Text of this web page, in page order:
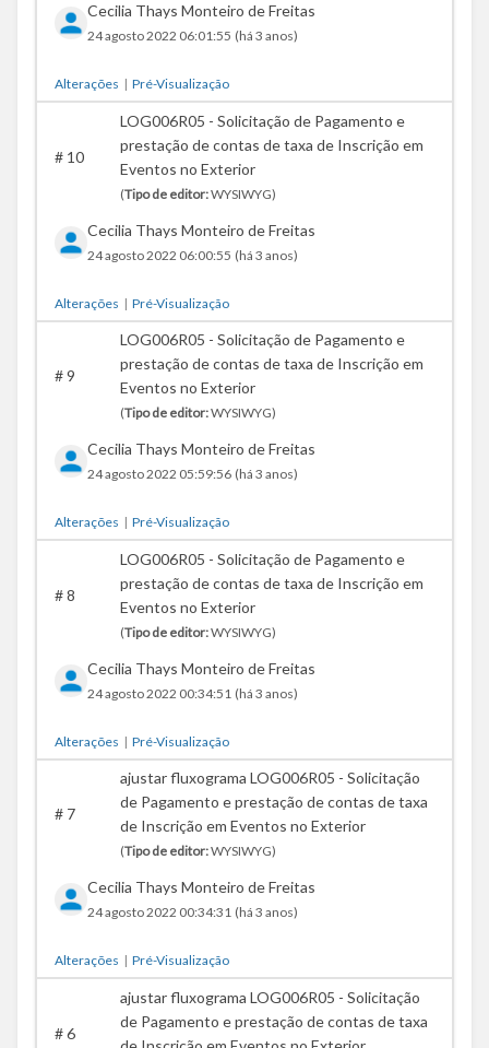
Cecilia Thays Monteiro de Freitas
24 agosto 2022 06:01:55 (há 3 anos)
Alterações | Pré-Visualização
#10
LOG006R05 - Solicitação de Pagamento e
prestação de contas de taxa de Inscrição em
Eventos no Exterior
(Tipo de editor:WYSIWYG)
Cecilia Thays Monteiro de Freitas
24 agosto 2022 06:00:55 (há 3 anos)
Alterações | Pré-Visualização
#9
LOG006R05 - Solicitação de Pagamento e
prestação de contas de taxa de Inscrição em
Eventos no Exterior
(Tipo de editor:WYSIWYG)
Cecilia Thays Monteiro de Freitas
24 agosto 2022 05:59:56 (há 3 anos)
Alterações | Pré-Visualização
#8
LOG006R05 - Solicitação de Pagamento e
prestação de contas de taxa de Inscrição em
Eventos no Exterior
(Tipo de editor:WYSIWYG)
Cecilia Thays Monteiro de Freitas
24 agosto 2022 00:34:51 (há 3 anos)
Alterações | Pré-Visualização
#7
ajustar fluxograma LOG006R05 - Solicitação
de Pagamento e prestação de contas de taxa
de Inscrição em Eventos no Exterior
(Tipo de editor:WYSIWYG)
Cecilia Thays Monteiro de Freitas
24 agosto 2022 00:34:31 (há 3 anos)
Alterações | Pré-Visualização
#6
ajustar fluxograma LOG006R05 - Solicitação
de Pagamento e prestação de contas de taxa